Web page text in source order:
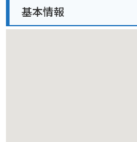
展望台までは、駐車場から徒歩
できるのも魅力です。ドライブ
基本情報